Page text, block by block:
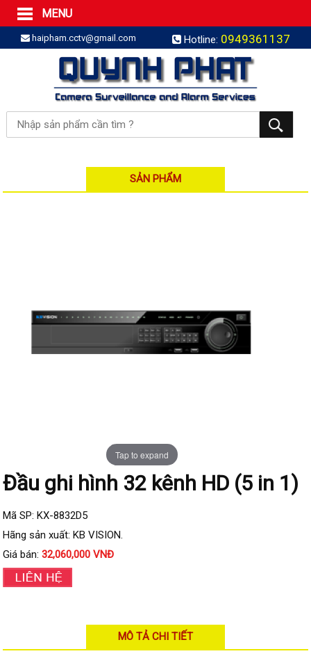
MENU
Trang Chủ
Sản phẩm
SẢN PHẨM TRỌN GÓI
LẮP BÁO TRỘM TRỌN GÓI
LẮP CAMERA TRỌN GÓI
Camera IP
Camera IP KBVISION
Camera IP HIKVISION
Đầu ghi IP KBVISION
Camera Visionhitech
Camera KBVISION
Camera HDParagon
Đầu ghi Analog
Đầu ghi HDParagon
haipham.cctv@gmail.com Hotline: 0949361137
SẢN PHẨM
Tap to expand
Đầu ghi hình 32 kênh HD (5 in 1)
Mã SP: KX-8832D5
Hãng sản xuất: KB VISION.
Giá bán:32,060,000 VNĐ
MÔ TẢ CHI TIẾT